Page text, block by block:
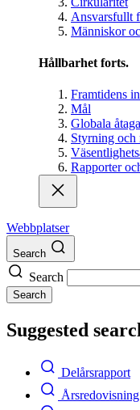
Ansvarsfullt
Människor
Hållbarhet forts.
Framtidens
Mål
Globala
Styrning och
Rapporter
Webbplatser
Search
Search
Search
Suggested
Delårsrapport
Årsredovisning